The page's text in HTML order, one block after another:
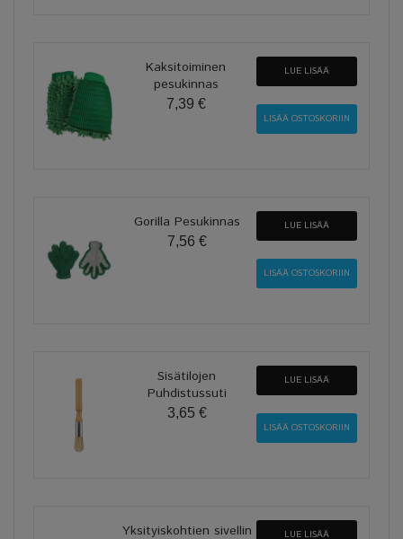
Kaksitoiminen
pesukinnas
7,39 €
LUE LISÄÄ
Gorilla Pesukinnas
7,56 €
LUE LISÄÄ
Sisätilojen
Puhdistussuti
3,65 €
LUE LISÄÄ
Yksityiskohtien sivellin LUE LISÄÄ